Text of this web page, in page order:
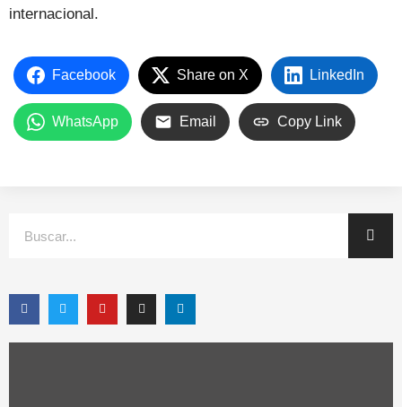
internacional.
Facebook Share on X LinkedIn
WhatsApp Email Copy Link